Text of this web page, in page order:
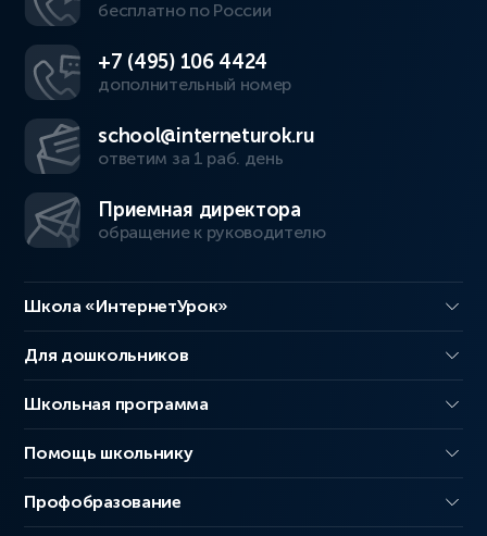
бесплатно по России
+7 (495) 106 4424
дополнительный номер
school@interneturok.ru
ответим за 1 раб. день
Приемная директора
обращение к руководителю
Школа «ИнтернетУрок»
Для дошкольников
Школьная программа
Помощь школьнику
Профобразование